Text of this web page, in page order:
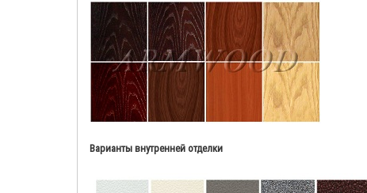
Варианты внутренней отделки